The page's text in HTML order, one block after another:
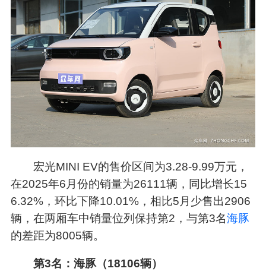
宏光MINI EV的售价区间为3.28-9.99万元，
在2025年6月份的销量为26111辆，同比增长15
6.32%，环比下降10.01%，相比5月少售出2906
辆，在两厢车中销量位列保持第2，与第3名海豚
的差距为8005辆。
第3名：海豚（18106辆）